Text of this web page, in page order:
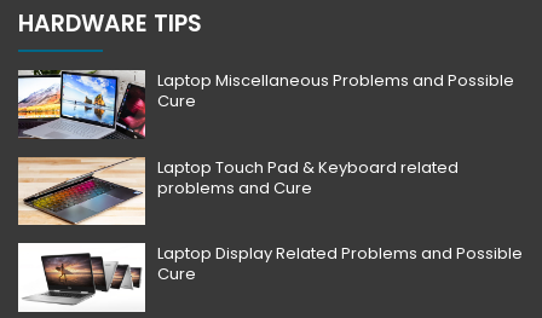
HARDWARE TIPS
Laptop Miscellaneous Problems and Possible
Cure
Laptop Touch Pad & Keyboard related
problems and Cure
Laptop Display Related Problems and Possible
Cure